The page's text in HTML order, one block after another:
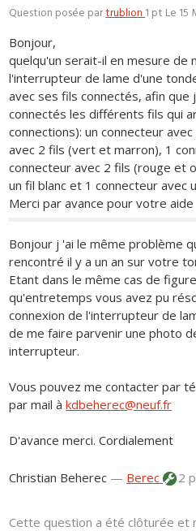
Question posée partrublion1 pt Le 15
Bonjour,
quelqu'un serait-il en mesure de
l'interrupteur de lame d'une
avec ses fils connectés, afin
connectés les différents fils qui
connections): un connecteur
avec 2 fils (vert et marron), 1
connecteur avec 2 fils (rouge et
un fil blanc et 1 connecteur avec
Merci par avance pour votre aide
Bonjour j 'ai le même problème
rencontré il y a un an sur votre
Etant dans le même cas de
qu'entretemps vous avez pu
connexion de l'interrupteur de
de me faire parvenir une photo
interrupteur.
Vous pouvez me contacter par
par mail àkdbeherec@neuf.fr
D'avance merci. Cordialement
Christian Beherec — Berec 2
Cette question a été clôturée et